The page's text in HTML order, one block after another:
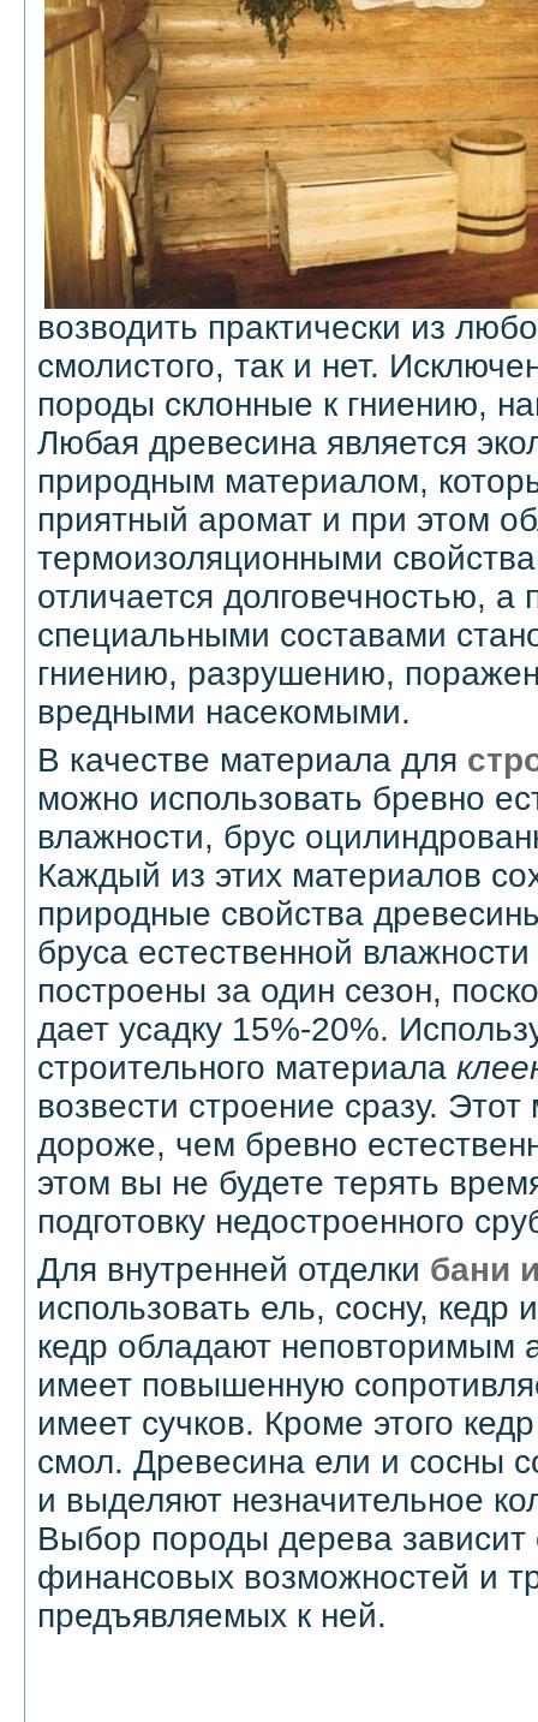
возводить практически из
смолистого, так и нет.
породы склонные к гниению,
Любая древесина является
природным материалом,
приятный аромат и при этом
термоизоляционными
отличается долговечностью, а
специальными составами
гниению, разрушению,
вредными насекомыми.
В качестве материала для
можно использовать бревно
влажности, брус
Каждый из этих материалов
природные свойства
бруса естественной
построены за один сезон,
дает усадку 15%-20%.
строительного материала
возвести строение сразу.
дороже, чем бревно
этом вы не будете терять
подготовку недостроенного
Для внутренней отделки бани
использовать ель, сосну, кедр
кедр обладают неповторимым
имеет повышенную
имеет сучков. Кроме этого
смол. Древесина ели и сосны
и выделяют незначительное
Выбор породы дерева зависит
финансовых возможностей и
предъявляемых к ней.